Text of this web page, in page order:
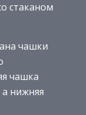
стаканом
чашки
чашка
нижняя